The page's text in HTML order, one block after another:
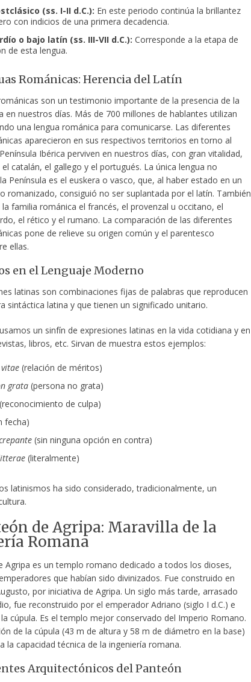
(ss. I-II d.C.): En este periodo continúa la brillantez
con indicios de una primera decadencia.
o bajo latín (ss. III-VII d.C.): Corresponde a la etapa de
de esta lengua.
Románicas: Herencia del Latín
son un testimonio importante de la presencia de la
en nuestros días. Más de 700 millones de hablantes utilizan
una lengua románica para comunicarse. Las diferentes
aparecieron en sus respectivos territorios en torno al
Ibérica perviven en nuestros días, con gran vitalidad,
catalán, el gallego y el portugués. La única lengua no
Península es el euskera o vasco, que, al haber estado en un
romanizado, consiguió no ser suplantada por el latín. También
familia románica el francés, el provenzal u occitano, el
el rético y el rumano. La comparación de las diferentes
pone de relieve su origen común y el parentesco
ellas.
en el Lenguaje Moderno
latinas son combinaciones fijas de palabras que reproducen
sintáctica latina y que tienen un significado unitario.
un sinfín de expresiones latinas en la vida cotidiana y en
libros, etc. Sirvan de muestra estos ejemplos:
(relación de méritos)
grata(persona no grata)
de culpa)
fecha)
(sin ninguna opción en contra)
(literalmente)
latinismos ha sido considerado, tradicionalmente, un
de Agripa: Maravilla de la
Romana
Agripa es un templo romano dedicado a todos los dioses,
que habían sido divinizados. Fue construido en
por iniciativa de Agripa. Un siglo más tarde, arrasado
fue reconstruido por el emperador Adriano (siglo I d.C.) e
cúpula. Es el templo mejor conservado del Imperio Romano.
de la cúpula (43 m de altura y 58 m de diámetro en la base)
la capacidad técnica de la ingeniería romana.
Arquitectónicos del Panteón